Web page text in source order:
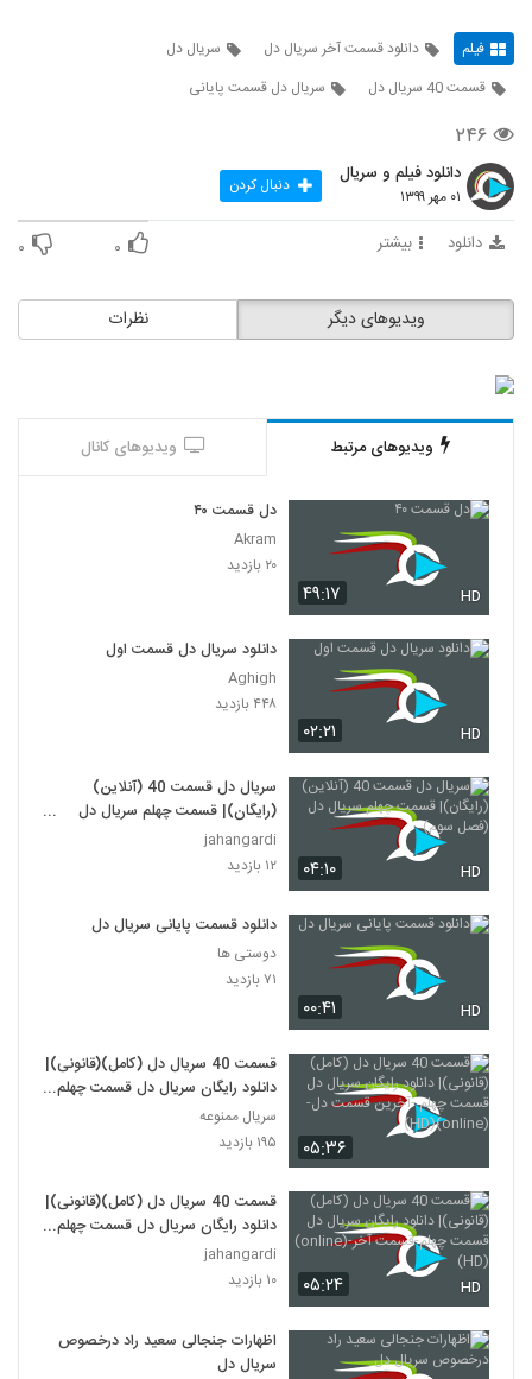
فیلم دانلود قسمت آخر سریال دل
سریال دل
قسمت 40 سریال دل
سریال دل قسمت پایانی
۲۴۶
دانلود فیلم و سریال
۰۱ مهر ۱۳۹۹ دنبال کردن
دانلود بیشتر ۰ ۰
نظرات ویدیوهای دیگر
ویدیوهای مرتبط ویدیوهای کانال
۴۹:۱۷ HD
دل قسمت ۴۰
Akram
۲۰ بازدید
۰۲:۲۱ HD
دانلود سریال دل قسمت اول
Aghigh
۴۴۸ بازدید
۰۴:۱۰ HD
سریال دل قسمت 40 (آنلاین)
(رایگان)| قسمت چهلم سریال دل
(فصل سوم)
jahangardi
۱۲ بازدید
۰۰:۴۱ HD
دانلود قسمت پایانی سریال دل
دوستی ها
۷۱ بازدید
۰۵:۳۶
قسمت 40 سریال دل (کامل)(قانونی)|
دانلود رایگان سریال دل قسمت چهلم
-آخرین قسمت دل-(online)(HD)
سریال ممنوعه
۱۹۵ بازدید
۰۵:۲۴ HD
قسمت 40 سریال دل (کامل)(قانونی)|
دانلود رایگان سریال دل قسمت چهلم-
قسمت آخر-(online)(HD)
jahangardi
۱۰ بازدید
اظهارات جنجالی سعید راد درخصوص
سریال دل